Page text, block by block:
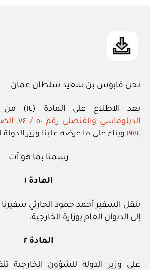
نحن قابوس بن سعيد سلطان عمان
بعد الاطلاع على المادة (١٤) من
١٩٧٤ وبناء على ما عرضه علينا وزير
رسمنا بما هو آت
المادة ١
ينقل السفير أحمد حمود الحارثي
إلى الديوان العام بوزارة الخارجية.
المادة ٢
على وزير الدولة للشؤون الخارجية